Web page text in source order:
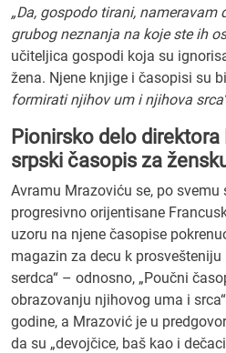
„Da, gospodo tirani, nameravam
grubog neznanja na koje ste ih
učiteljica gospodi koja su
žena. Njene knjige i časopisi su
formirati njihov um i njihova
Pionirsko delo
srpski časopis za
Avramu Mrazoviću se, po
progresivno orijentisane
uzoru na njene časopise
magazin za decu k
serdca“ – odnosno, „Poučni
obrazovanju njihovog uma i
godine, a Mrazović je u
da su „devojčice, baš kao i